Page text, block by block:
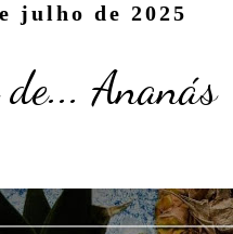
julho de 2025
Ananás